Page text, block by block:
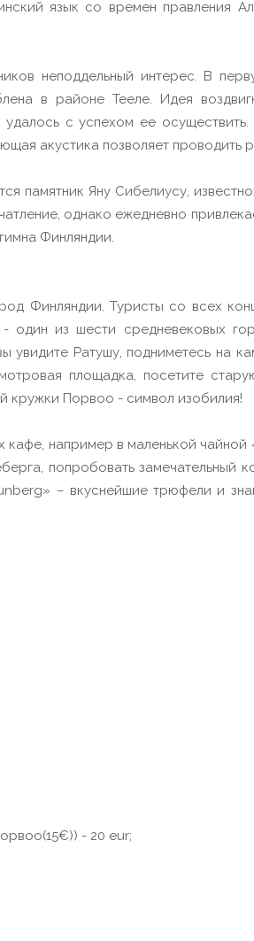
язык со времен правления
неподдельный интерес. В
в районе Тееле. Идея
с успехом ее осуществить.
акустика позволяет проводить
памятник Яну Сибелиусу,
однако ежедневно
Финляндии.
Финляндии. Туристы со всех
один из шести средневековых
Ратушу, подниметесь на
площадка, посетите
кружки Порвоо - символ изобилия!
например в маленькой
попробовать замечательный
– вкуснейшие трюфели и
- 20 eur;